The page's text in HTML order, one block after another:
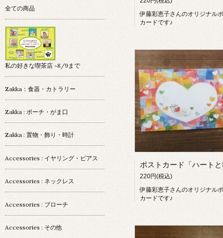
伊藤彩恵子さんのオリジナル
カードです♪
220円(税込)
伊藤彩恵子さんのオリジナル
カードです♪
全ての商品
私の好きな喫茶店 ~8/9まで
Zakka：食器・カトラリー
Zakka : ポーチ・がま口
Zakka : 置物・飾り・時計
Accessories : イヤリング・ピアス
Accessories : ネックレス
Accessories : ブローチ
Accessories : その他